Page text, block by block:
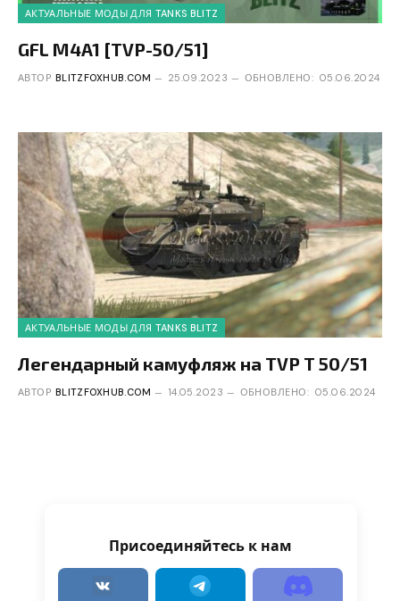
АКТУАЛЬНЫЕ МОДЫ ДЛЯ TANKS BLITZ
GFL M4A1 [TVP-50/51]
АВТОР BLITZFOXHUB.COM 25.09.2023 ОБНОВЛЕНО: 05.06.2024
АКТУАЛЬНЫЕ МОДЫ ДЛЯ TANKS BLITZ
Легендарный камуфляж на TVP T 50/51
АВТОР BLITZFOXHUB.COM 14.05.2023 ОБНОВЛЕНО: 05.06.2024
Присоединяйтесь к нам